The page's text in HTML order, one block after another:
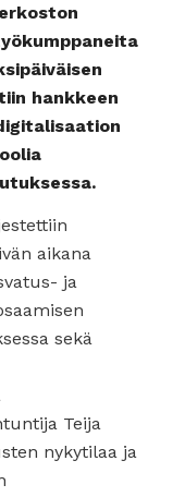
hankkeen
aikana
ja
sekä
Teija
nykytilaa ja